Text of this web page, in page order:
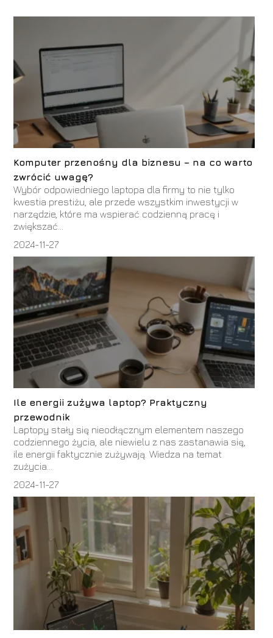
Komputer przenośny dla biznesu – na co warto
zwrócić uwagę?
Wybór odpowiedniego laptopa dla firmy to nie tylko
kwestia prestiżu, ale przede wszystkim inwestycji w
narzędzie, które ma wspierać codzienną pracę i
zwiększać...
2024-11-27
Ile energii zużywa laptop? Praktyczny
przewodnik
Laptopy stały się nieodłącznym elementem naszego
codziennego życia, ale niewielu z nas zastanawia się,
ile energii faktycznie zużywają. Wiedza na temat
zużycia...
2024-11-27